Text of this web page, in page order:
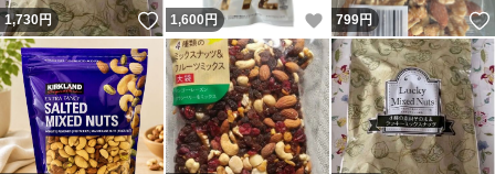
1,730円 いいね！
1,600円 いいね！
799円